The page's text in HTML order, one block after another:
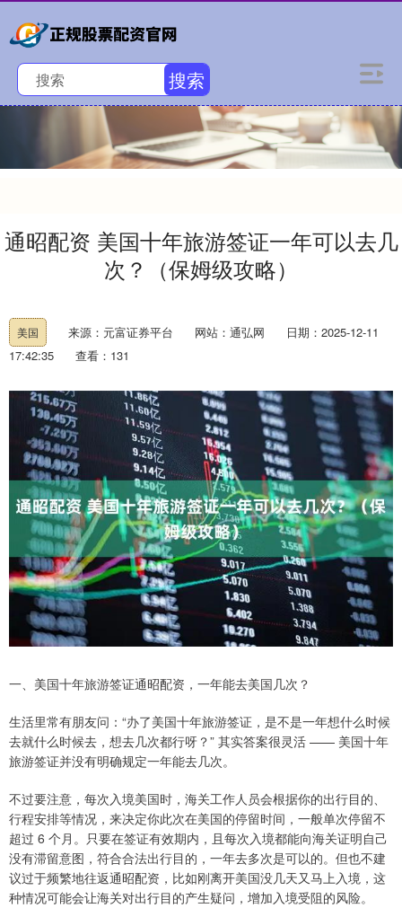
搜索
通昭配资 美国十年旅游签证一年可以去几
次？（保姆级攻略）
美国 来源：元富证券平台 网站：通弘网
日期：2025-12-11
17:42:35
查看：131
一、美国十年旅游签证通昭配资，一年能去美国几次？
生活里常有朋友问：“办了美国十年旅游签证，是不是一年想什么时候
去就什么时候去，想去几次都行呀？” 其实答案很灵活 —— 美国十年
旅游签证并没有明确规定一年能去几次。
不过要注意，每次入境美国时，海关工作人员会根据你的出行目的、
行程安排等情况，来决定你此次在美国的停留时间，一般单次停留不
超过 6 个月。只要在签证有效期内，且每次入境都能向海关证明自己
没有滞留意图，符合合法出行目的，一年去多次是可以的。但也不建
议过于频繁地往返通昭配资，比如刚离开美国没几天又马上入境，这
种情况可能会让海关对出行目的产生疑问，增加入境受阻的风险。